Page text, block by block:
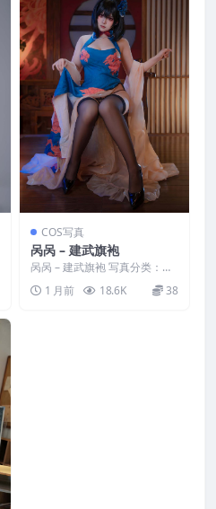
COS写真
呙呙 – 建武旗袍
呙呙 – 建武旗袍 写真分类：唯
美，参与模特：呙呙 [资源大
小]：[37P／23...
1 月前 18.6K 38